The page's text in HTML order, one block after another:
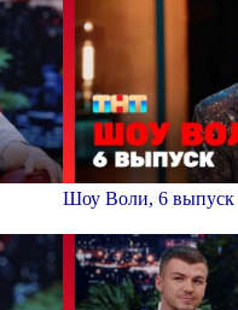
Шоу Воли, 6 выпуск